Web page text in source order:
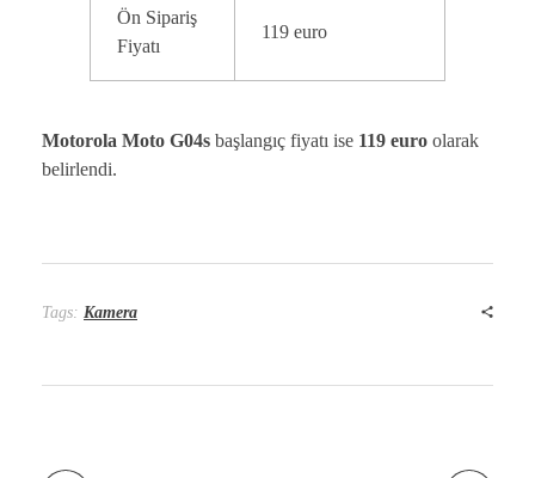
Ön Sipariş
Fiyatı
119 euro
Motorola Moto G04s başlangıç fiyatı ise 119 euro olarak
belirlendi.
Tags: Kamera